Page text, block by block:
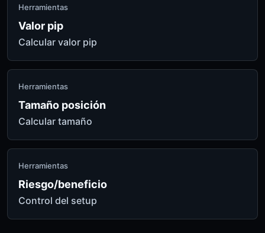
Herramientas
Valor pip
Calcular valor pip
Herramientas
Tamaño posición
Calcular tamaño
Herramientas
Riesgo/beneficio
Control del setup